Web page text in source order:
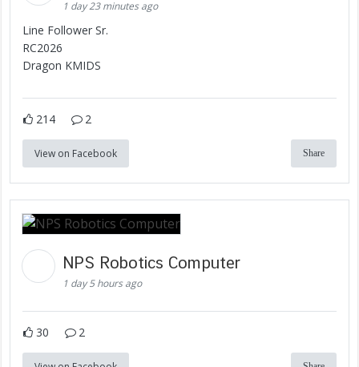
1 day 23 minutes ago
Line Follower Sr.
RC2026
Dragon KMIDS
214 2
View on Facebook Share
NPS Robotics Computer
1 day 5 hours ago
30 2